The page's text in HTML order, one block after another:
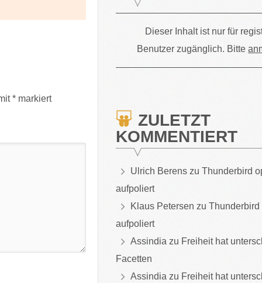
* markiert
Dieser Inhalt ist nur für
Benutzer zugänglich. Bitte
ZULETZT
KOMMENTIERT
Ulrich Berenszu Thunderbird
aufpoliert
Klaus Petersen zu Thunderbird
aufpoliert
Assindia zu Freiheit hat
Facetten
Assindia zu Freiheit hat